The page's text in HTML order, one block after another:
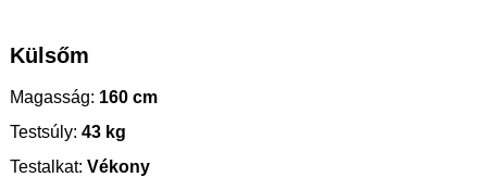
Külsőm
Magasság: 160 cm
Testsúly: 43 kg
Testalkat: Vékony